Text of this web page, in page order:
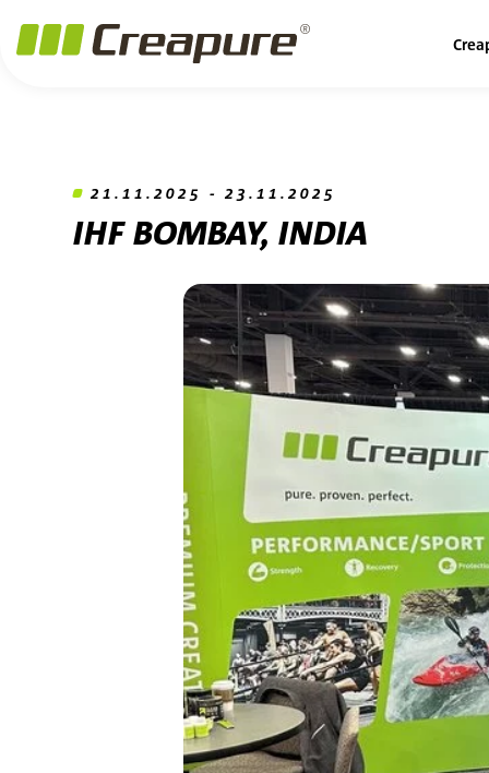
21.11.2025 - 23.11.2025
IHF BOMBAY, INDIA